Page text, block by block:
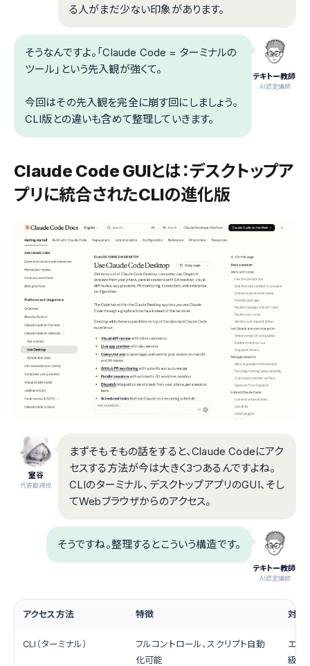
る人がまだ少ない印象があります。
テキトー教師
.AI認定講師
そうなんですよ。「Claude Code = ターミナルの
ツール」という先入観が強くて。
今回はその先入観を完全に崩す回にしましょう。
CLI版との違いも含めて整理していきます。
Claude Code GUIとは：デスクトップア
プリに統合されたCLIの進化版
室谷
代表取締役
まずそもそもの話をすると、Claude Codeにアク
セスする方法が今は大きく3つあるんですよね。
CLIのターミナル、デスクトップアプリのGUI、そし
てWebブラウザからのアクセス。
テキトー教師
.AI認定講師
そうですね。整理するとこういう構造です。
アクセス方法 特徴 対象
CLI（ターミナル）
フルコントロール、スクリプト自動
化可能
エン
級者